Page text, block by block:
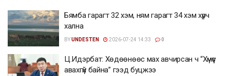
Бямба гарагт 32 хэм, ням гарагт 34 хэм хүрч
хална
BYUNDESTEN 2026-07-24 14:33 0
Ц.Идэрбат: Хөдөөнөөс мах авчирсан ч “Хүмүүс
авахгүй байна” гээд буцжээ